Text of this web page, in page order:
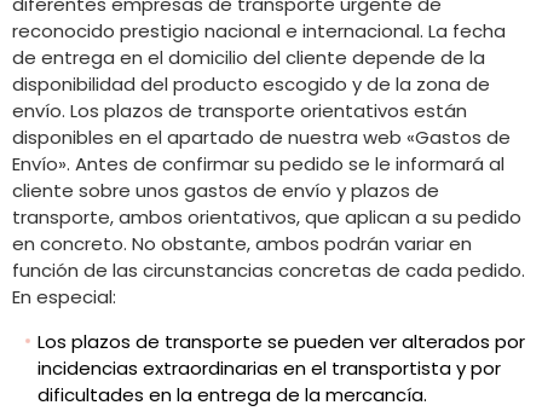
reconocido prestigio nacional e internacional. La fecha
de entrega en el domicilio del cliente depende de la
disponibilidad del producto escogido y de la zona de
envío. Los plazos de transporte orientativos están
disponibles en el apartado de nuestra web «Gastos de
Envío». Antes de confirmar su pedido se le informará al
cliente sobre unos gastos de envío y plazos de
transporte, ambos orientativos, que aplican a su pedido
en concreto. No obstante, ambos podrán variar en
función de las circunstancias concretas de cada pedido.
En especial:
Los plazos de transporte se pueden ver alterados por
incidencias extraordinarias en el transportista y por
dificultades en la entrega de la mercancía.